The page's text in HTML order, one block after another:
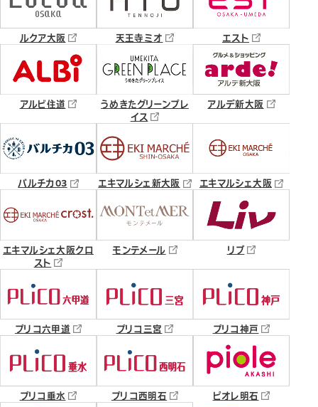
ルクア大阪 天王寺ミオ エスト
アルビ住道
うめきたグリーンプレ
イス
アルデ新大阪
バルチカ03 エキマルシェ新大阪 エキマルシェ大阪
エキマルシェ大阪クロ
スト
モンテメール リブ
プリコ六甲道 プリコ三宮 プリコ神戸
プリコ垂水 プリコ西明石 ピオレ明石